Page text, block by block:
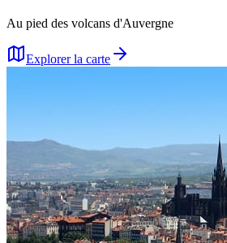
Au pied des volcans d'Auvergne
Explorer la carte